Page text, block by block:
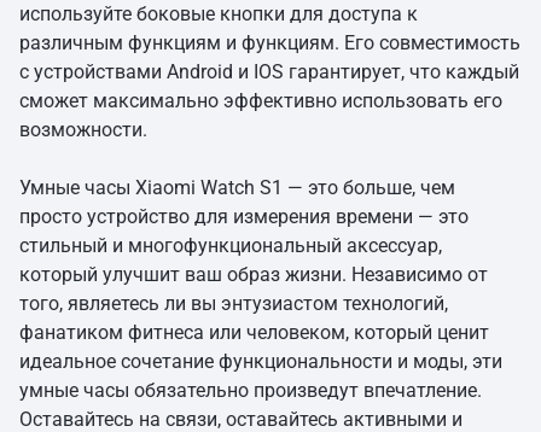
используйте боковые кнопки для доступа к
различным функциям и функциям. Его совместимость
с устройствами Android и IOS гарантирует, что каждый
сможет максимально эффективно использовать его
возможности.
Умные часы Xiaomi Watch S1 — это больше, чем
просто устройство для измерения времени — это
стильный и многофункциональный аксессуар,
который улучшит ваш образ жизни. Независимо от
того, являетесь ли вы энтузиастом технологий,
фанатиком фитнеса или человеком, который ценит
идеальное сочетание функциональности и моды, эти
умные часы обязательно произведут впечатление.
Оставайтесь на связи, оставайтесь активными и